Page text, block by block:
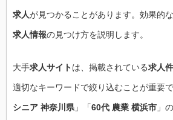
求人が見つかることがあります。効果的な
求人情報の見つけ方を説明します。
大手求人サイトは、掲載されている求人
適切なキーワードで絞り込むことが重要
シニア 神奈川県 」「60代 農業 横浜市 」